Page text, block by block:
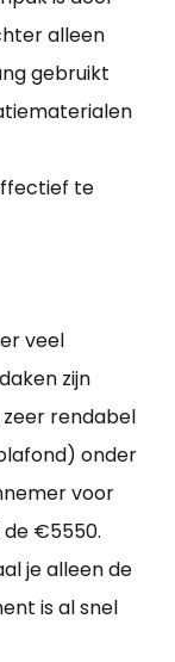
alleen
gebruikt
te
veel
zijn
zeer rendabel
onder
voor
de €5550.
je alleen de
is al snel